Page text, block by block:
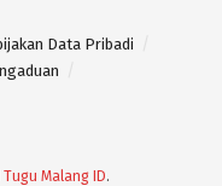
Data Pribadi
Tugu Malang ID.